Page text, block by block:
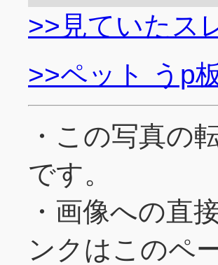
>>見ていたス
>>ペット うp
・この写真の
です。
・画像への直
ンクはこのペ